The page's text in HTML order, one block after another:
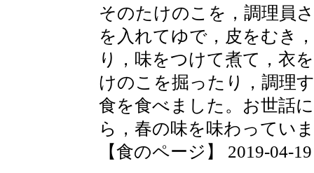
そのたけのこを，調理員
を入れてゆで，皮をむき
り，味をつけて煮て，衣
けのこを掘ったり，調理
食を食べました。お世話
ら，春の味を味わってい
【食のページ】 2019-04-